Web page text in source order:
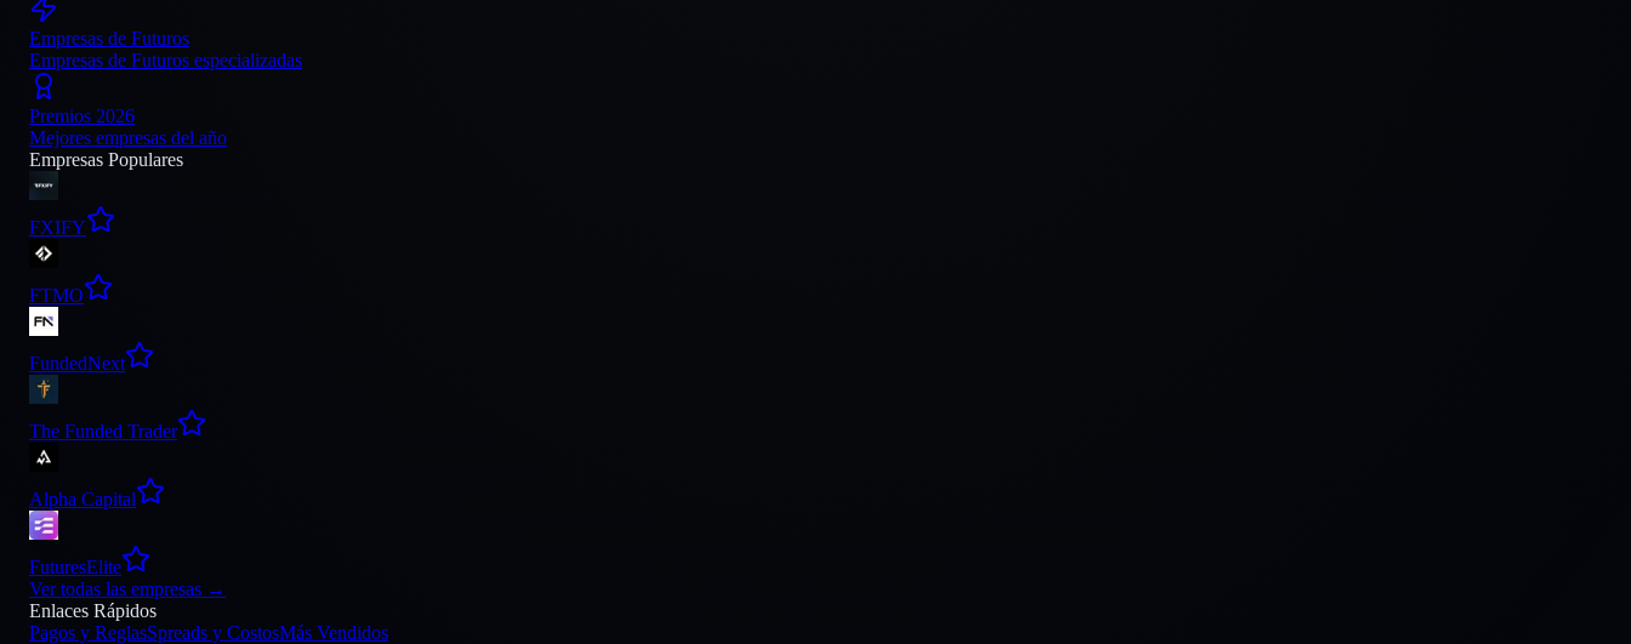
Empresas de Futuros
Empresas de Futuros especializadas
Premios 2026
Mejores empresas del año
Empresas Populares
FXIFY
FTMO
FundedNext
The Funded Trader
Alpha Capital
FuturesElite
Ver todas las empresas →
Enlaces Rápidos
Pagos y ReglasSpreads y CostosMás Vendidos